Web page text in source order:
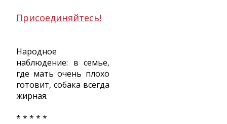
Присоединяйтесь!
Народное
наблюдение: в семье,
где мать очень плохо
готовит, собака всегда
жирная.
* * * * *